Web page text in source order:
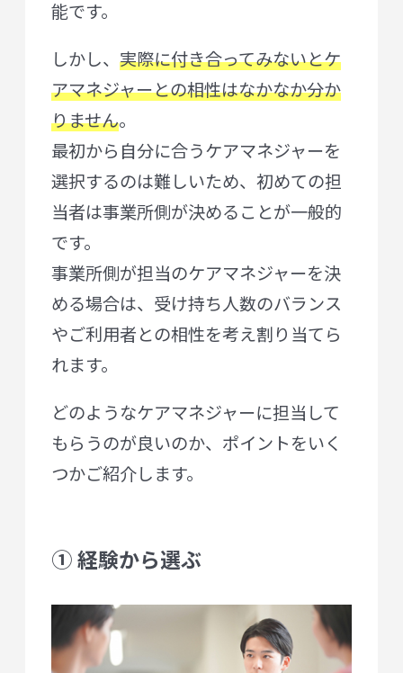
能です。
しかし、 実際に付き合ってみないとケ
アマネジャーとの相性はなかなか分か
りません。
最初から自分に合うケアマネジャーを
選択するのは難しいため、初めての担
当者は事業所側が決めることが一般的
です。
事業所側が担当のケアマネジャーを決
める場合は、受け持ち人数のバランス
やご利用者との相性を考え割り当てら
れます。
どのようなケアマネジャーに担当して
もらうのが良いのか、ポイントをいく
つかご紹介します。
① 経験から選ぶ